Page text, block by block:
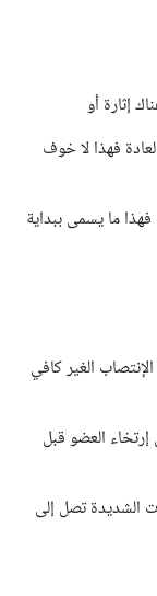
إثارة أو
فهذا لا خوف
ما يسمى ببداية
الغير كافي
العضو قبل
الشديدة تصل إلى